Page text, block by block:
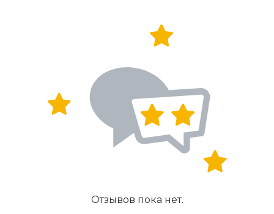
Отзывов пока нет.